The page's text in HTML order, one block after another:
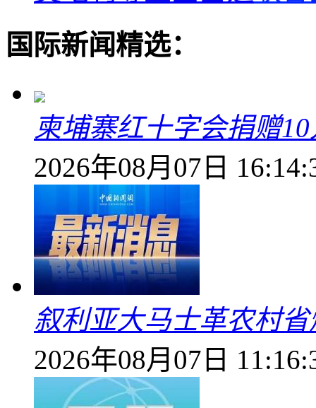
国际新闻精选：
柬埔寨红十字会捐赠
2026年08月07日
叙利亚大马士革农村
2026年08月07日